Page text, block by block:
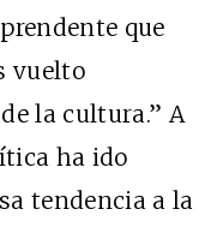
que
vuelto
la cultura.” A
ha ido
tendencia a la